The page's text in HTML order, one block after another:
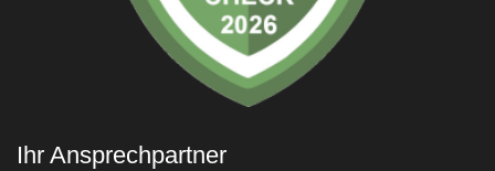
Ihr Ansprechpartner